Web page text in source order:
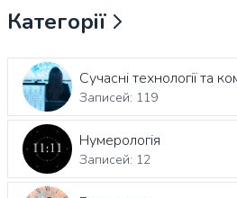
Категорії
Сучасні технології та
Записей: 119
Нумерологія
Записей: 12